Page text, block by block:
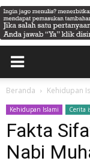
Beranda Kehidupan
Kehidupan Islami Cerita
Fakta
Nabi